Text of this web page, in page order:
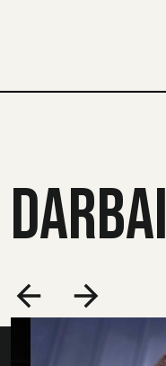
DARBAI